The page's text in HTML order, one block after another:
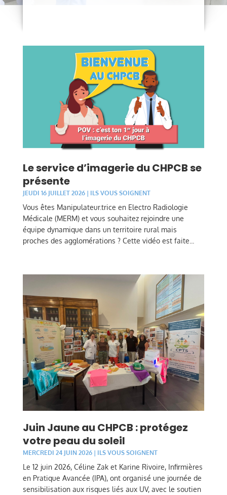
Le service d’imagerie du CHPCB se
présente
JEUDI 16 JUILLET 2026| ILS VOUS SOIGNENT
Vous êtes Manipulateur.trice en Electro Radiologie
Médicale (MERM) et vous souhaitez rejoindre une
équipe dynamique dans un territoire rural mais
proches des agglomérations ? Cette vidéo est faite...
Juin Jaune au CHPCB : protégez
votre peau du soleil
MERCREDI 24 JUIN 2026| ILS VOUS SOIGNENT
Le 12 juin 2026, Céline Zak et Karine Rivoire, Infirmières
en Pratique Avancée (IPA), ont organisé une journée de
sensibilisation aux risques liés aux UV, avec le soutien